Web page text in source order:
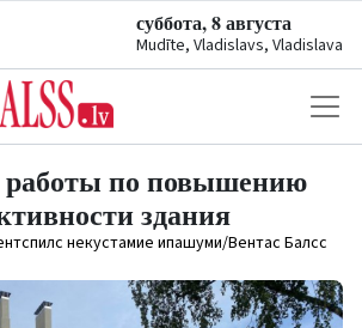
суббота, 8 августа
Mudīte, Vladislavs, Vladislava
работы по повышению
здания
некустамие ипашуми/Вентас Балсс